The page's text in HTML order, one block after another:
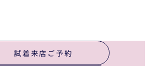
試着来店ご予約